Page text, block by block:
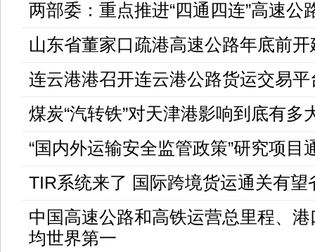
两部委：重点推进“四通四连”高速公
山东省董家口疏港高速公路年底前开
连云港港召开连云港公路货运交易平
煤炭“汽转铁”对天津港影响到底有多
“国内外运输安全监管政策”研究项目
TIR系统来了 国际跨境货运通关有望
中国高速公路和高铁运营总里程、
均世界第一